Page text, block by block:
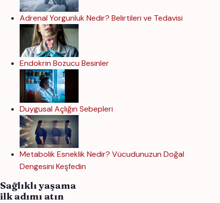
Adrenal Yorgunluk Nedir? Belirtileri ve Tedavisi
Endokrin Bozucu Besinler
Duygusal Açlığın Sebepleri
Metabolik Esneklik Nedir? Vücudunuzun Doğal
Dengesini Keşfedin
Sağlıklı yaşama
ilk adımı atın